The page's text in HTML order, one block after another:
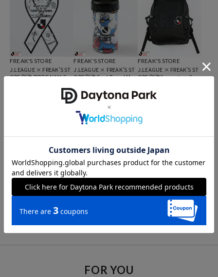
FREAK'S STORE
J.LEAGUE × FREAK’S ST
ORE 別注 RIBBON MAGNE
FREAK'S STORE
J.LEAGUE × FREAK’S ST
ORE 別注Cool Towel Muff
2,172
FREAK'S STORE
J.LEAGUE × FREAK’S ST
ORE 別注Supporters Cool
FREAK'S STORE
別注CLUB KEY HOLDER
クラブ キーホルダー
SUBU
SUBU SUPPORTERS SAN
DAL スブ サポーターズ サ
ンダル
FOR YOU